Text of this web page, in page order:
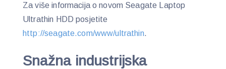
Za više informacija o novom Seagate Laptop
Ultrathin HDD posjetite
http://seagate.com/www/ultrathin.
Snažna industrijska